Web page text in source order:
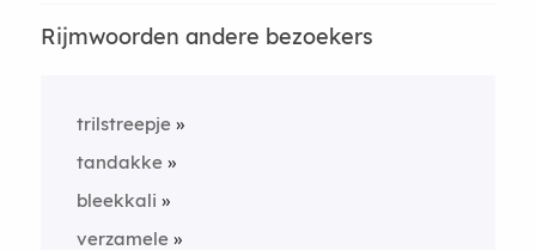
Rijmwoorden andere bezoekers
trilstreepje
tandakke
bleekkali
verzamele